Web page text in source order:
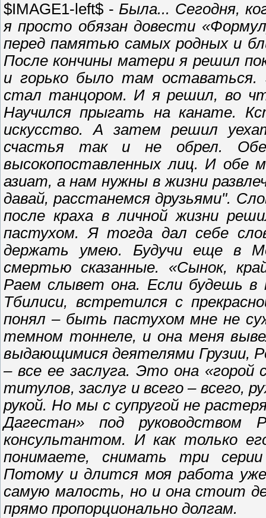
$IMAGE1-left$ - Была... Сегодня,
я просто обязан довести
перед памятью самых родных и
После кончины матери я решил
и горько было там
стал танцором. И я решил, во
Научился прыгать на канате.
искусство. А затем решил
счастья так и не обрел. Обе
высокопоставленных лиц. И обе
азиат, а нам нужны в жизни
давай, расстанемся друзьями".
после краха в личной жизни
пастухом. Я тогда дал себе
держать умею. Будучи еще в
смертью сказанные. «Сынок,
Раем слывет она. Если будешь в
Тбилиси, встретился с
понял – быть пастухом мне не
темном тоннеле, и она меня
выдающимися деятелями Грузии,
– все ее заслуга. Это она
титулов, заслуг и всего – всего,
рукой. Но мы с супругой не
Дагестан» под
консультантом. И как только
понимаете, снимать три серии
Потому и длится моя работа
самую малость, но и она стоит
прямо пропорционально долгам.